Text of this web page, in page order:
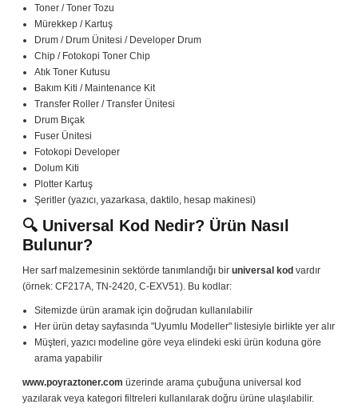
Toner / Toner Tozu
Mürekkep / Kartuş
Drum / Drum Ünitesi / Developer Drum
Chip / Fotokopi Toner Chip
Atık Toner Kutusu
Bakım Kiti / Maintenance Kit
Transfer Roller / Transfer Ünitesi
Drum Bıçak
Fuser Ünitesi
Fotokopi Developer
Dolum Kiti
Plotter Kartuş
Şeritler (yazıcı, yazarkasa, daktilo, hesap makinesi)
🔍 Universal Kod Nedir? Ürün Nasıl
Bulunur?
Her sarf malzemesinin sektörde tanımlandığı bir universal kod vardır
(örnek: CF217A, TN-2420, C-EXV51). Bu kodlar:
Sitemizde ürün aramak için doğrudan kullanılabilir
Her ürün detay sayfasında "Uyumlu Modeller" listesiyle birlikte yer alır
Müşteri, yazıcı modeline göre veya elindeki eski ürün koduna göre
arama yapabilir
www.poyraztoner.com üzerinde arama çubuğuna universal kod
yazılarak veya kategori filtreleri kullanılarak doğru ürüne ulaşılabilir.